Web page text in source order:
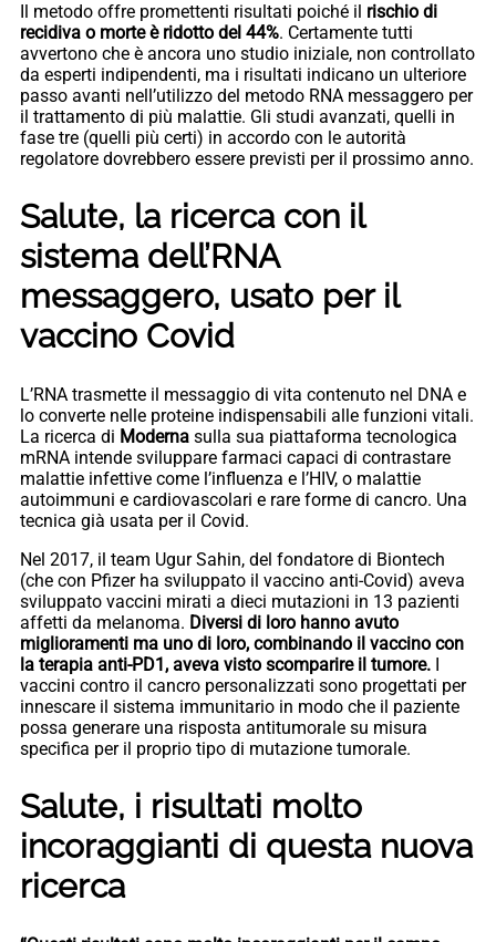
Il metodo offre promettenti risultati poiché il rischio di
recidiva o morte è ridotto del 44%. Certamente tutti
avvertono che è ancora uno studio iniziale, non controllato
da esperti indipendenti, ma i risultati indicano un ulteriore
passo avanti nell’utilizzo del metodo RNA messaggero per
il trattamento di più malattie. Gli studi avanzati, quelli in
fase tre (quelli più certi) in accordo con le autorità
regolatore dovrebbero essere previsti per il prossimo anno.
Salute, la ricerca con il
sistema dell’RNA
messaggero, usato per il
vaccino Covid
L’RNA trasmette il messaggio di vita contenuto nel DNA e
lo converte nelle proteine ​​indispensabili alle funzioni vitali.
La ricerca di Moderna sulla sua piattaforma tecnologica
mRNA intende sviluppare farmaci capaci di contrastare
malattie infettive come l’influenza e l’HIV, o malattie
autoimmuni e cardiovascolari e rare forme di cancro. Una
tecnica già usata per il Covid.
Nel 2017, il team Ugur Sahin, del fondatore di Biontech
(che con Pfizer ha sviluppato il vaccino anti-Covid) aveva
sviluppato vaccini mirati a dieci mutazioni in 13 pazienti
affetti da melanoma. Diversi di loro hanno avuto
miglioramenti ma uno di loro, combinando il vaccino con
la terapia anti-PD1, aveva visto scomparire il tumore. I
vaccini contro il cancro personalizzati sono progettati per
innescare il sistema immunitario in modo che il paziente
possa generare una risposta antitumorale su misura
specifica per il proprio tipo di mutazione tumorale.
Salute, i risultati molto
incoraggianti di questa nuova
ricerca